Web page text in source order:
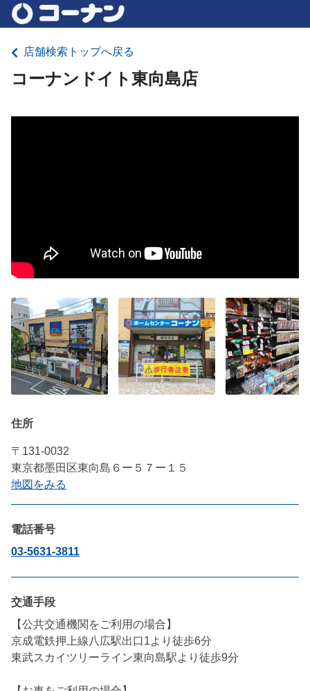
店舗検索トップへ戻る
コーナンドイト東向島店
住所
〒131-0032
東京都墨田区東向島６ー５７ー１５
地図をみる
電話番号
03-5631-3811
交通手段
【公共交通機関をご利用の場合】
京成電鉄押上線八広駅出口1より徒歩6分
東武スカイツリーライン東向島駅より徒歩9分